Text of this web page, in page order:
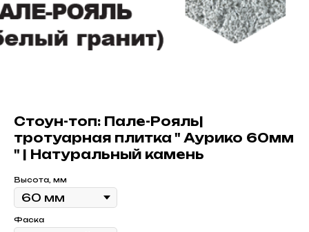
Стоун-топ: Пале-Рояль|
тротуарная плитка " Аурико 60мм
" | Натуральный камень
Высота, мм
Фаска